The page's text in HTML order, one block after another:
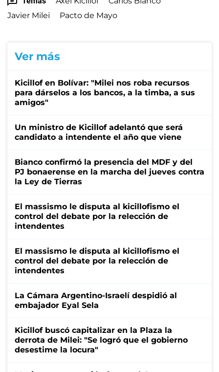
Javier Milei
Pacto de Mayo
Ver más
Kicillof en Bolívar: "Milei nos roba recursos
para dárselos a los bancos, a la timba, a sus
amigos"
Un ministro de Kicillof adelantó que será
candidato a intendente el año que viene
Bianco confirmó la presencia del MDF y del
PJ bonaerense en la marcha del jueves contra
la Ley de Tierras
El massismo le disputa al kicillofismo el
control del debate por la relección de
intendentes
El massismo le disputa al kicillofismo el
control del debate por la relección de
intendentes
La Cámara Argentino-Israelí despidió al
embajador Eyal Sela
Kicillof buscó capitalizar en la Plaza la
derrota de Milei: "Se logró que el gobierno
desestime la locura"